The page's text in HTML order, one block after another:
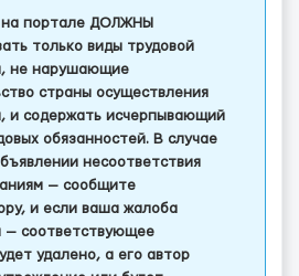
на портале ДОЛЖНЫ
только виды трудовой
не нарушающие
страны осуществления
и содержать исчерпывающий
обязанностей. В случае
несоответствия
— сообщите
и если ваша жалоба
— соответствующее
удалено, а его автор